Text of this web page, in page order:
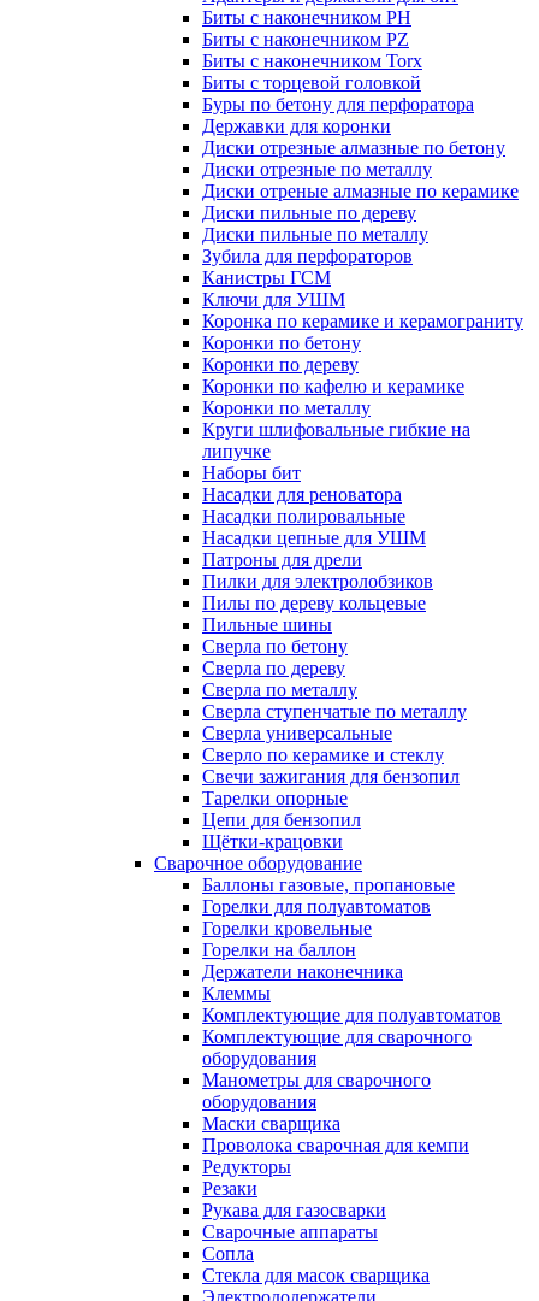
Биты с наконечником PH
Биты с наконечником PZ
Биты с наконечником Torx
Биты с торцевой головкой
Буры по бетону для перфоратора
Державки для коронки
Диски отрезные алмазные по бетону
Диски отрезные по металлу
Диски отреные алмазные по керамике
Диски пильные по дереву
Диски пильные по металлу
Зубила для перфораторов
Канистры ГСМ
Ключи для УШМ
Коронка по керамике и керамограниту
Коронки по бетону
Коронки по дереву
Коронки по кафелю и керамике
Коронки по металлу
Круги шлифовальные гибкие на
липучке
Наборы бит
Насадки для реноватора
Насадки полировальные
Насадки цепные для УШМ
Патроны для дрели
Пилки для электролобзиков
Пилы по дереву кольцевые
Пильные шины
Сверла по бетону
Сверла по дереву
Сверла по металлу
Сверла ступенчатые по металлу
Сверла универсальные
Сверло по керамике и стеклу
Свечи зажигания для бензопил
Тарелки опорные
Цепи для бензопил
Щётки-крацовки
Сварочное оборудование
Баллоны газовые, пропановые
Горелки для полуавтоматов
Горелки кровельные
Горелки на баллон
Держатели наконечника
Клеммы
Комплектующие для полуавтоматов
Комплектующие для сварочного
оборудования
Манометры для сварочного
оборудования
Маски сварщика
Проволока сварочная для кемпи
Редукторы
Резаки
Рукава для газосварки
Сварочные аппараты
Сопла
Стекла для масок сварщика
Электрододержатели